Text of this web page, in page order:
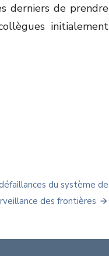
derniers de prendre
initialement
du système de
des frontières